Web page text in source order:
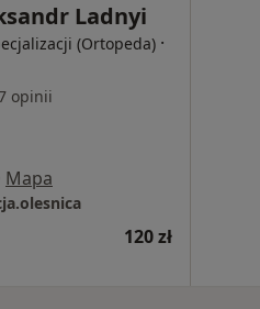
Ladnyi
(Ortopeda) ·
opinii
Mapa
120 zł